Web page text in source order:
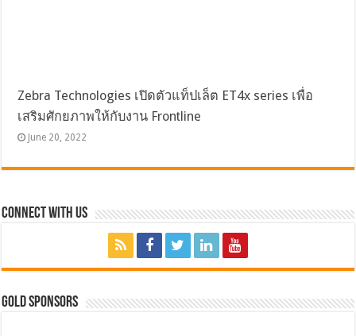
Zebra Technologies เปิดตัวแท็ปเล็ต ET4x series เพื่อ
เสริมศักยภาพให้กับงาน Frontline
June 20, 2022
Connect with Us
GOLD SPONSORS